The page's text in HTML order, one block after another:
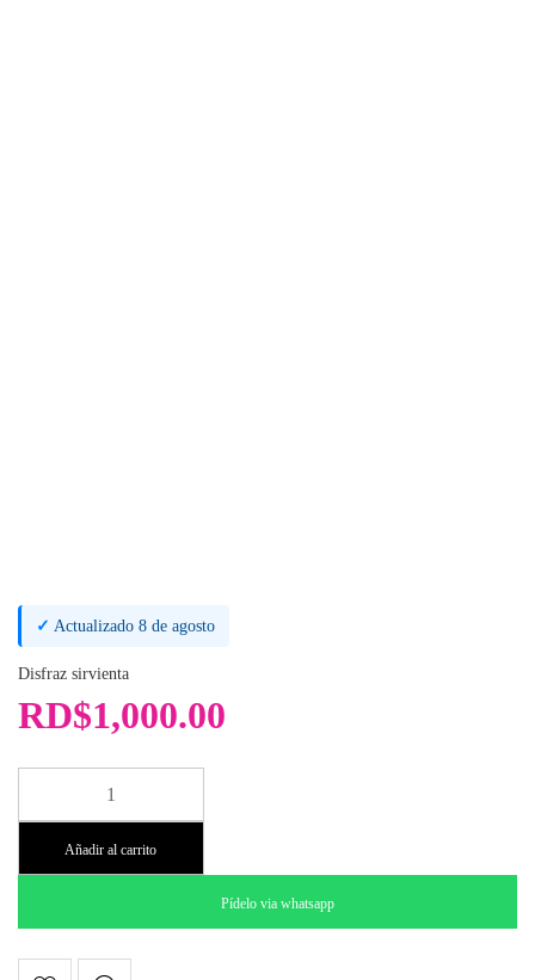
✓ Actualizado 8 de agosto
Disfraz sirvienta
RD$1,000.00
Añadir al carrito
Pídelo via whatsapp